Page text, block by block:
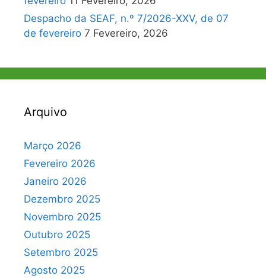
Despacho da SEAF, n.º 7/2026-XXV, de 07
de fevereiro 7 Fevereiro, 2026
Arquivo
Março 2026
Fevereiro 2026
Janeiro 2026
Dezembro 2025
Novembro 2025
Outubro 2025
Setembro 2025
Agosto 2025